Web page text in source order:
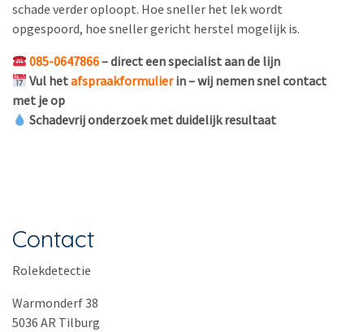
schade verder oploopt. Hoe sneller het lek wordt
opgespoord, hoe sneller gericht herstel mogelijk is.
085-0647866– direct een specialist aan de lijn
Vul hetafspraakformulierin – wij nemen snel contact
met je op
Schadevrij onderzoek met duidelijk resultaat
Contact
Rolekdetectie
Warmonderf 38
5036 AR Tilburg